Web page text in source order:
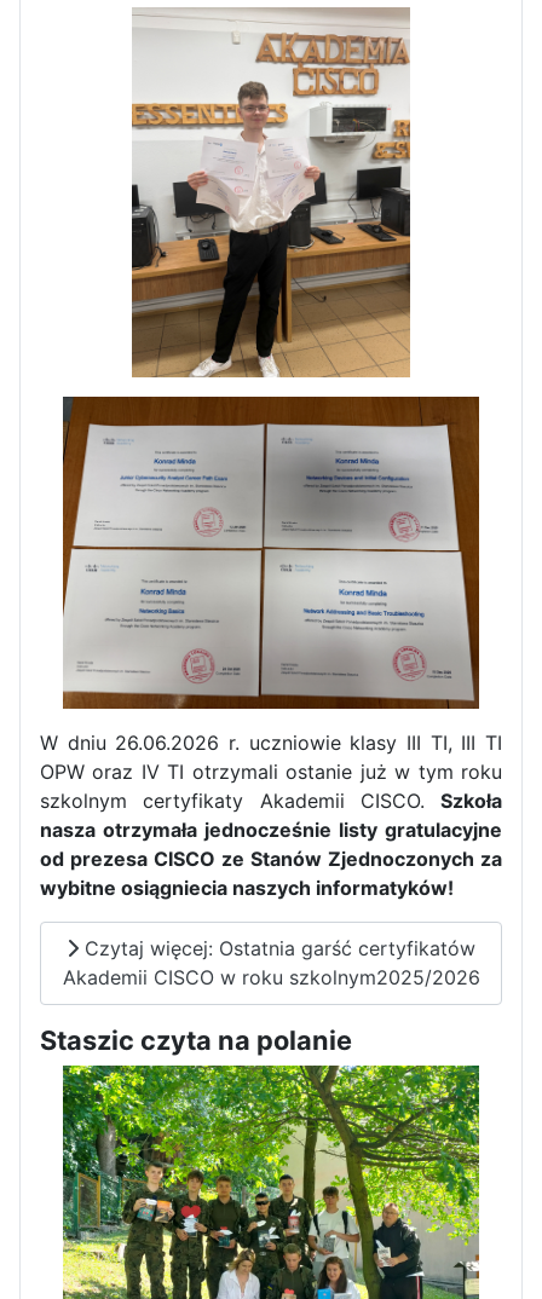
Rozpoczęcie kampanii „Gotowi
na kryzys” w ZSP w Iłży
Pierwszy tydzień praktyk
zawodowych naszych uczniów
w Portugalii za nami!
W dniu 26.06.2026 r. uczniowie klasy III TI, III TI
OPW oraz IV TI otrzymali ostanie już w tym roku
szkolnym certyfikaty Akademii CISCO. Szkoła
nasza otrzymała jednocześnie listy gratulacyjne
od prezesa CISCO ze Stanów Zjednoczonych za
wybitne osiągniecia naszych informatyków!
Czytaj więcej: Ostatnia garść certyfikatów
Akademii CISCO w roku szkolnym2025/2026
Staszic czyta na polanie